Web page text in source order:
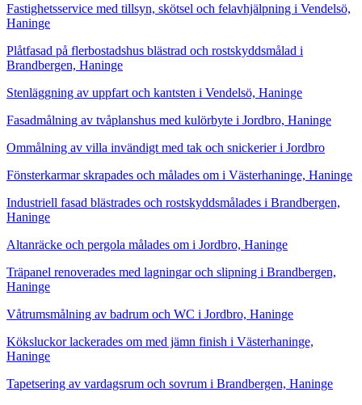
Fastighetsservice med tillsyn, skötsel och felavhjälpning i Vendelsö,
Haninge
Plåtfasad på flerbostadshus blästrad och rostskyddsmålad i
Brandbergen, Haninge
Stenläggning av uppfart och kantsten i Vendelsö, Haninge
Fasadmålning av tvåplanshus med kulörbyte i Jordbro, Haninge
Ommålning av villa invändigt med tak och snickerier i Jordbro
Fönsterkarmar skrapades och målades om i Västerhaninge, Haninge
Industriell fasad blästrades och rostskyddsmålades i Brandbergen,
Haninge
Altanräcke och pergola målades om i Jordbro, Haninge
Träpanel renoverades med lagningar och slipning i Brandbergen,
Haninge
Våtrumsmålning av badrum och WC i Jordbro, Haninge
Köksluckor lackerades om med jämn finish i Västerhaninge,
Haninge
Tapetsering av vardagsrum och sovrum i Brandbergen, Haninge